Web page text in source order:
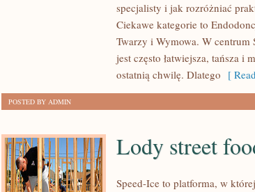
specjalisty i jak rozróżniać
Ciekawe kategorie to
Twarzy i Wymowa. W centrum
jest często łatwiejsza, tańsza i
ostatnią chwilę. Dlatego [
POSTED BY ADMIN
Lody street
Speed-Ice to platforma, w